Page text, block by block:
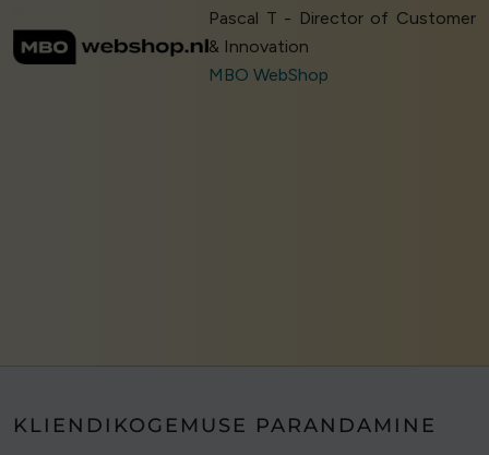
Pascal T - Director of Customer
& Innovation
MBO WebShop
KLIENDIKOGEMUSE PARANDAMINE